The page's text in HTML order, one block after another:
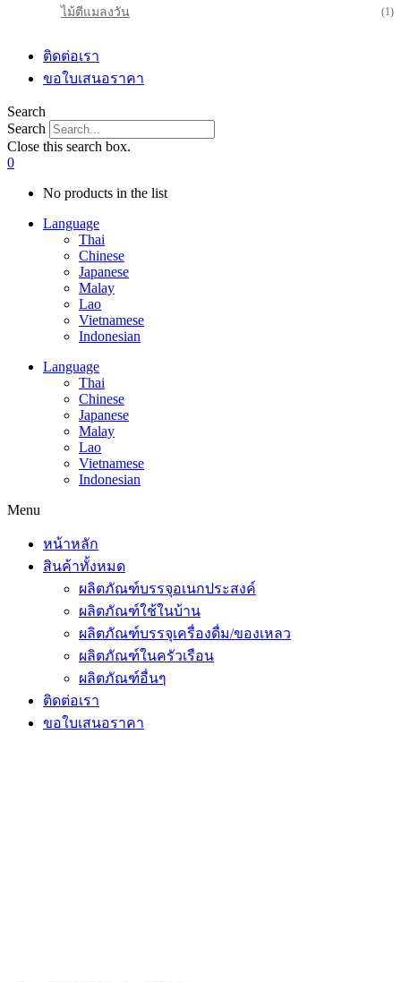
ไม้ตีแมลงวัน (1)
ติดต่อเรา
ขอใบเสนอราคา
Search
Search
Close this search box.
0
No products in the list
Language
Thai
Chinese
Japanese
Malay
Lao
Vietnamese
Indonesian
Language
Thai
Chinese
Japanese
Malay
Lao
Vietnamese
Indonesian
Menu
หน้าหลัก
สินค้าทั้งหมด
ผลิตภัณฑ์บรรจุอเนกประสงค์
ผลิตภัณฑ์ใช้ในบ้าน
ผลิตภัณฑ์บรรจุเครื่องดื่ม/ของเหลว
ผลิตภัณฑ์ในครัวเรือน
ผลิตภัณฑ์อื่นๆ
ติดต่อเรา
ขอใบเสนอราคา